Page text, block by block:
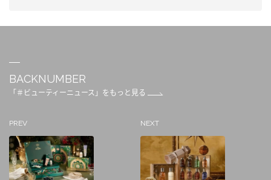
BACKNUMBER
「＃ビューティーニュース」をもっと見る
PREV NEXT